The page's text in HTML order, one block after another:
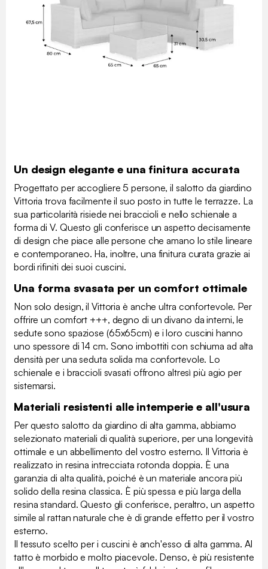
Un design elegante e una finitura accurata
Progettato per accogliere 5 persone, il salotto da giardino
Vittoria trova facilmente il suo posto in tutte le terrazze. La
sua particolarità risiede nei braccioli e nello schienale a
forma di V. Questo gli conferisce un aspetto decisamente
di design che piace alle persone che amano lo stile lineare
e contemporaneo. Ha, inoltre, una finitura curata grazie ai
bordi rifiniti dei suoi cuscini.
Una forma svasata per un comfort ottimale
Non solo design, il Vittoria è anche ultra confortevole. Per
offrire un comfort +++, degno di un divano da interni, le
sedute sono spaziose (65x65cm) e i loro cuscini hanno
uno spessore di 14 cm. Sono imbottiti con schiuma ad alta
densità per una seduta solida ma confortevole. Lo
schienale e i braccioli svasati offrono altresì più agio per
sistemarsi.
Materiali resistenti alle intemperie e all'usura
Per questo salotto da giardino di alta gamma, abbiamo
selezionato materiali di qualità superiore, per una longevità
ottimale e un abbellimento del vostro esterno. Il Vittoria è
realizzato in resina intrecciata rotonda doppia. È una
garanzia di alta qualità, poiché è un materiale ancora più
solido della resina classica. È più spessa e più larga della
resina standard. Questo gli conferisce, peraltro, un aspetto
simile al rattan naturale che è di grande effetto per il vostro
esterno.
Il tessuto scelto per i cuscini è anch'esso di alta gamma. Al
tatto è morbido e molto piacevole. Denso, è più resistente